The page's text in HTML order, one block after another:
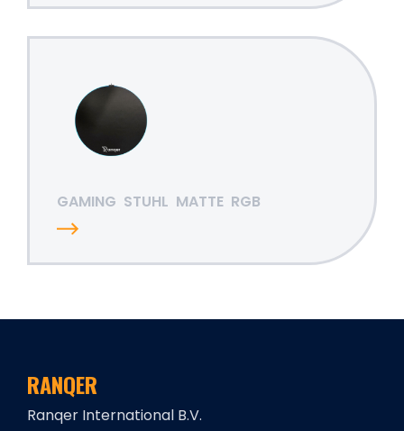
GAMING STUHL MATTE RGB
RANQER
Ranqer International B.V.